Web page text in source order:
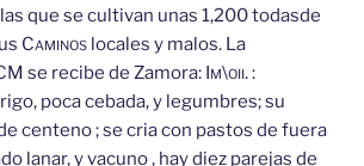
que se cultivan unas 1,200 todasde
Caminos locales y malos. La
se recibe de Zamora: Im\oii.:
poca cebada, y legumbres; su
centeno ; se cria con pastos de fuera
lanar, y vacuno , hay diez parejas de